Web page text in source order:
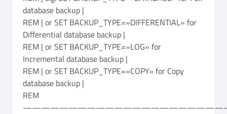
database backup |
REM | or SET BACKUP_TYPE=»DIFFERENTIAL» for
Differential database backup |
REM | or SET BACKUP_TYPE=»LOG» for
Incremental database backup |
REM | or SET BACKUP_TYPE=»COPY» for Copy
database backup |
REM